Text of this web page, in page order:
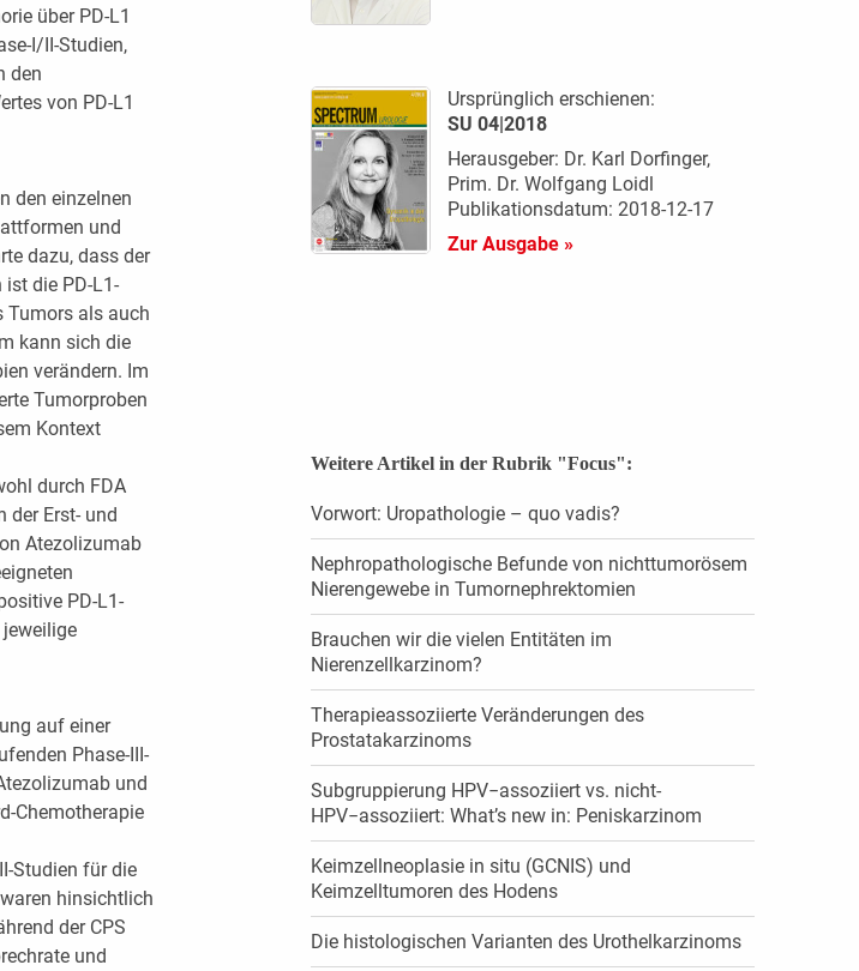
über PD-L1
I/II-Studien,
den
von PD-L1
den einzelnen
und
dazu, dass der
die PD-L1-
Tumors als auch
kann sich die
verändern. Im
Tumorproben
Kontext
durch FDA
der Erst- und
Atezolizumab
PD-L1-
auf einer
Phase-III-
und
Chemotherapie
Studien für die
hinsichtlich
der CPS
und
Ursprünglich erschienen:
SU 04|2018
Herausgeber: Dr. Karl Dorfinger,
Prim. Dr. Wolfgang Loidl
Publikationsdatum: 2018-12-17
Zur Ausgabe »
Weitere Artikel in der Rubrik "Focus":
Vorwort: Uropathologie – quo vadis?
Nephropathologische Befunde von nichttumorösem
Nierengewebe in Tumornephrektomien
Brauchen wir die vielen Entitäten im
Nierenzellkarzinom?
Therapieassoziierte Veränderungen des
Prostatakarzinoms
Subgruppierung HPV−assoziiert vs. nicht-
HPV−assoziiert: What’s new in: Peniskarzinom
Keimzellneoplasie in situ (GCNIS) und
Keimzelltumoren des Hodens
Die histologischen Varianten des Urothelkarzinoms